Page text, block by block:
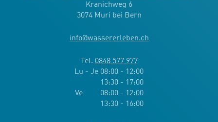
Kranichweg 6
3074 Muri bei Bern
info@wassererleben.ch
Tel. 0848 577 977
Lu - Je 08:00 - 12:00
13:30 - 17:00
Ve 08:00 - 12:00
13:30 - 16:00